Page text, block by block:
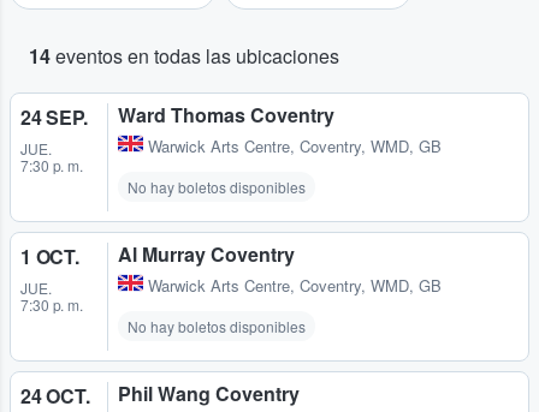
14eventos en todas las ubicaciones
24 SEP.
JUE.
7:30 p. m.
Ward Thomas Coventry
Warwick Arts Centre, Coventry, WMD, GB
No hay boletos disponibles
1 OCT.
JUE.
7:30 p. m.
Al Murray Coventry
Warwick Arts Centre, Coventry, WMD, GB
No hay boletos disponibles
24 OCT. Phil Wang Coventry